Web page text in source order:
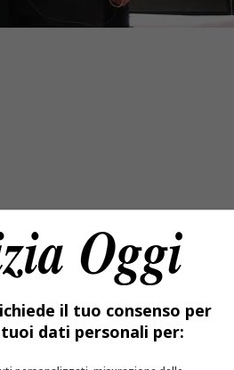
il tuo consenso per
dati personali per: